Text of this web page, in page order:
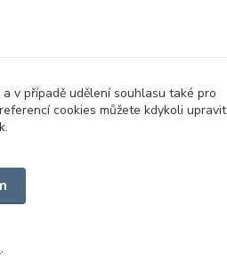
v případě udělení souhlasu také pro
cookies můžete kdykoli upravit
.